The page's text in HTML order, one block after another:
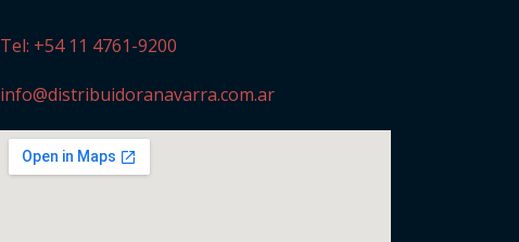
Tel: +54 11 4761-9200
info@distribuidoranavarra.com.ar